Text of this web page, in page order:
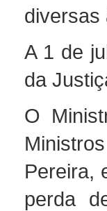
diversas
A 1 de
da
O
Pereira,
perda